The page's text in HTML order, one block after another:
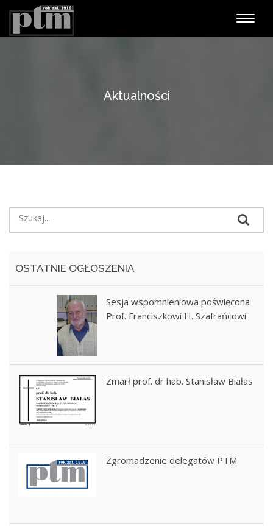
Aktualności
OSTATNIE OGŁOSZENIA
Sesja wspomnieniowa poświęcona
Prof. Franciszkowi H. Szafrańcowi
Zmarł prof. dr hab. Stanisław Białas
Zgromadzenie delegatów PTM